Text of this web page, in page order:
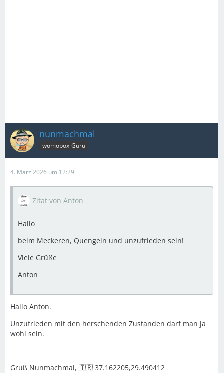
nunmachmal
womobox-Guru
4. März 2026 um 12:29
Zitat von Anton
Hallo
beim Meckeren, Quengeln und unzufrieden sein!
Viele Grüße
Anton
Hallo Anton.
Unzufrieden mit den herschenden Zustanden darf man ja
wohl sein.
Gruß Nunmachmal, 🇹🇷 37.162205,29.490412